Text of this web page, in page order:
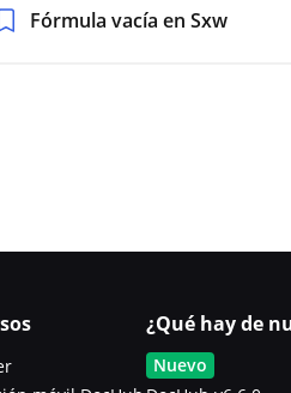
Fórmula vacía en Sxw
¿Qué hay de
Nuevo